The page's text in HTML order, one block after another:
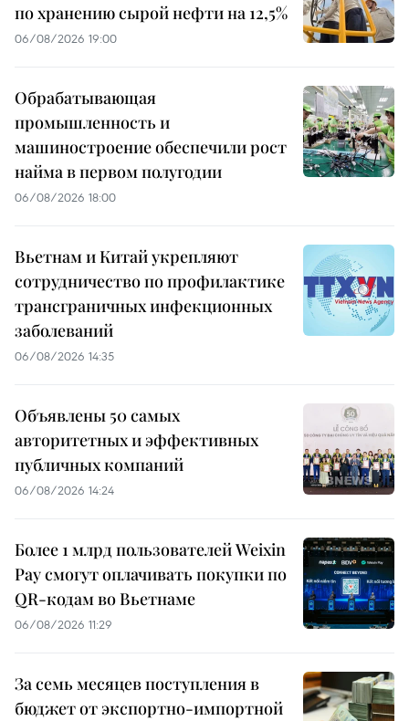
по хранению сырой нефти на 12,5%
06/08/2026 19:00
Обрабатывающая
промышленность и
машиностроение обеспечили рост
найма в первом полугодии
06/08/2026 18:00
Вьетнам и Китай укрепляют
сотрудничество по профилактике
трансграничных инфекционных
заболеваний
06/08/2026 14:35
Объявлены 50 самых
авторитетных и эффективных
публичных компаний
06/08/2026 14:24
Более 1 млрд пользователей Weixin
Pay смогут оплачивать покупки по
QR-кодам во Вьетнаме
06/08/2026 11:29
За семь месяцев поступления в
бюджет от экспортно-импортной